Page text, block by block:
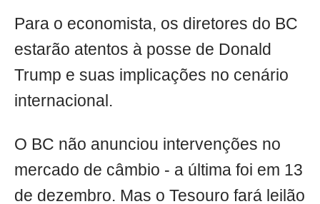
Para o economista, os diretores do BC
estarão atentos à posse de Donald
Trump e suas implicações no cenário
internacional.
O BC não anunciou intervenções no
mercado de câmbio - a última foi em 13
de dezembro. Mas o Tesouro fará leilão